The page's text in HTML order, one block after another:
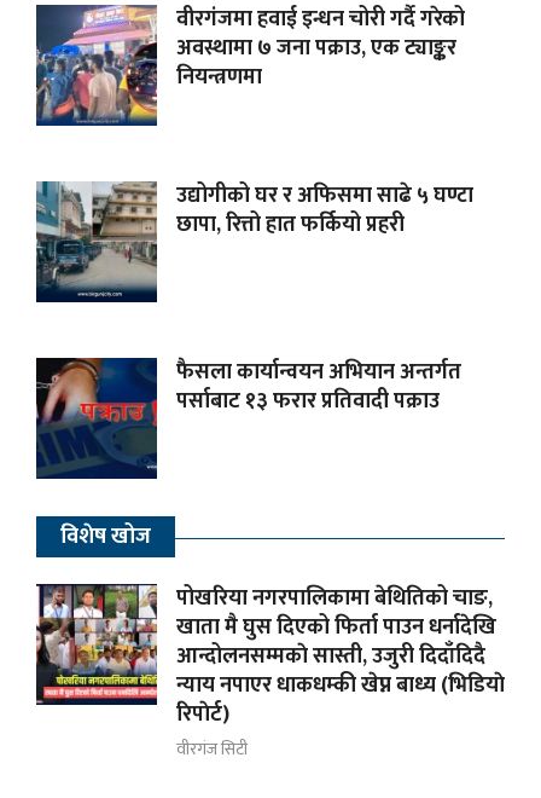
वीरगंजमा हवाई इन्धन चोरी गर्दै गरेको
अवस्थामा ७ जना पक्राउ, एक ट्याङ्कर
नियन्त्रणमा
उद्योगीको घर र अफिसमा साढे ५ घण्टा
छापा, रित्तो हात फर्कियो प्रहरी
फैसला कार्यान्वयन अभियान अन्तर्गत
पर्साबाट १३ फरार प्रतिवादी पक्राउ
विशेष खोज
पोखरिया नगरपालिकामा बेथितिको चाङ,
खाता मै घुस दिएको फिर्ता पाउन धर्नादेखि
आन्दोलनसम्मकाे सास्ती, उजुरी दिदाँदिदै
न्याय नपाएर धाकधम्की खेप्न बाध्य (भिडियाे
रिपाेर्ट)
वीरगंज सिटी